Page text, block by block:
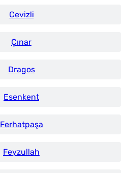
Cevizli
Çınar
Dragos
Esenkent
Ferhatpaşa
Feyzullah